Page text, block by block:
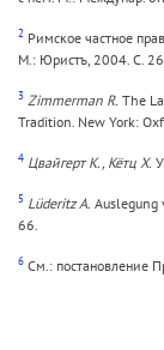
2 Римское частное
М.: Юристъ, 2004. С. 26.
3 Zimmerman R. The
Tradition. New York:
4 Цвайгерт К., Кётц Х.
5 Lüderitz A. Auslegung
66.
6 См.: постановление